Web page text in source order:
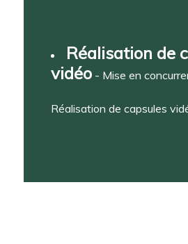
Réalisation de
vidéo- Mise en
Réalisation de capsules